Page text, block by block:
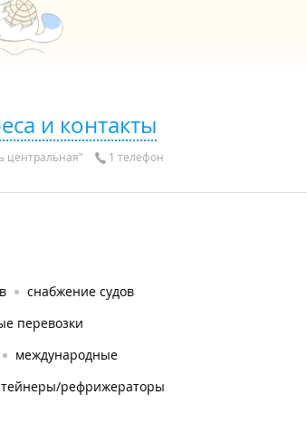
и контакты
центральная" 1 телефон
снабжение судов
перевозки
международные
рефрижераторы